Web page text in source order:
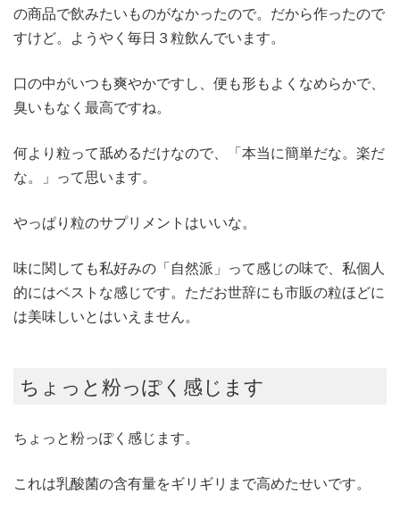
の商品で飲みたいものがなかったので。だから作ったので
すけど。ようやく毎日３粒飲んでいます。
口の中がいつも爽やかですし、便も形もよくなめらかで、
臭いもなく最高ですね。
何より粒って舐めるだけなので、「本当に簡単だな。楽だ
な。」って思います。
やっぱり粒のサプリメントはいいな。
味に関しても私好みの「自然派」って感じの味で、私個人
的にはベストな感じです。ただお世辞にも市販の粒ほどに
は美味しいとはいえません。
ちょっと粉っぽく感じます
ちょっと粉っぽく感じます。
これは乳酸菌の含有量をギリギリまで高めたせいです。